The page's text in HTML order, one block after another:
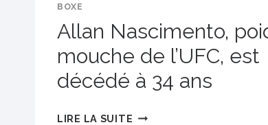
BOXE
Allan Nascimento,
mouche de l’UFC, est
décédé à 34 ans
LIRE LA SUITE ALLAN